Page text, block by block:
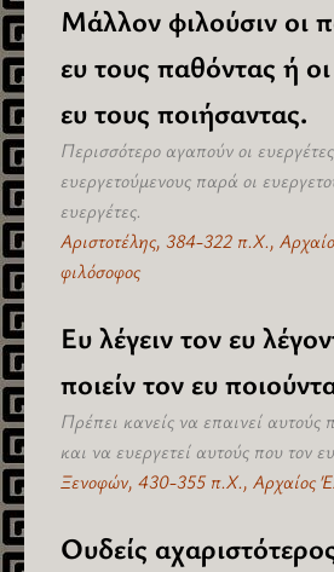
Μάλλον φιλούσιν οι
ευ τους παθόντας ή
ευ τους ποιήσαντας.
Περισσότερο αγαπούν οι
ευεργετούμενους παρά οι
ευεργέτες.
Αριστοτέλης, 384-322 π.Χ.,
φιλόσοφος
Ευ λέγειν τον ευ
ποιείν τον ευ
Πρέπει κανείς να επαινεί αυτούς
και να ευεργετεί αυτούς που τον
Ξενοφών, 430-355 π.Χ., Αρχαίος
Ουδείς